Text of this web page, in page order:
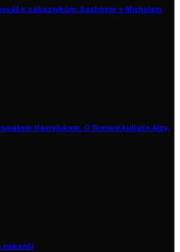
k zákazníkům. Rozhovor s Michalem
Havrylukem. O firemní kultuře Alzy,
nekončí